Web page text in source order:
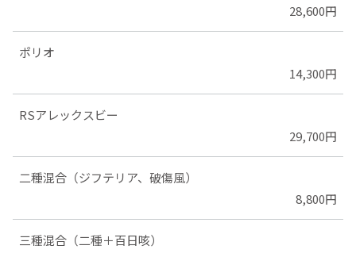
28,600円
ポリオ
14,300円
RSアレックスビー
29,700円
二種混合（ジフテリア、破傷風）
8,800円
三種混合（二種＋百日咳）